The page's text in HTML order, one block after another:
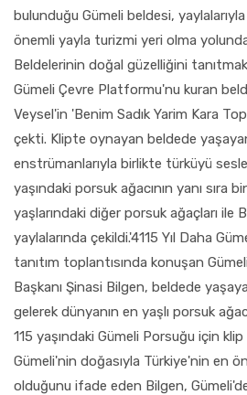
bulunduğu Gümeli beldesi,
önemli yayla turizmi yeri olma
Beldelerinin doğal güzelliğini
Gümeli Çevre Platformu'nu kuran
Veysel'in 'Benim Sadık Yarim Kara
çekti. Klipte oynayan beldede
enstrümanlarıyla birlikte türküyü
yaşındaki porsuk ağacının yanı sıra
yaşlarındaki diğer porsuk ağaçları ile
yaylalarında çekildi.'4115 Yıl Daha
tanıtım toplantısında konuşan
Başkanı Şinasi Bilgen, beldede
gelerek dünyanın en yaşlı porsuk
115 yaşındaki Gümeli Porsuğu için
Gümeli'nin doğasıyla Türkiye'nin en
olduğunu ifade eden Bilgen,